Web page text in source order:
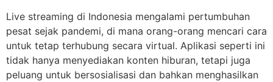
Live streaming di Indonesia mengalami pertumbuhan
pesat sejak pandemi, di mana orang-orang mencari cara
untuk tetap terhubung secara virtual. Aplikasi seperti ini
tidak hanya menyediakan konten hiburan, tetapi juga
peluang untuk bersosialisasi dan bahkan menghasilkan